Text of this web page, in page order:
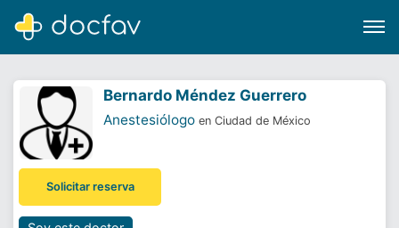
Software para clínicas
Bernardo Méndez Guerrero
Anestesiólogo en Ciudad de México
Solicitar reserva